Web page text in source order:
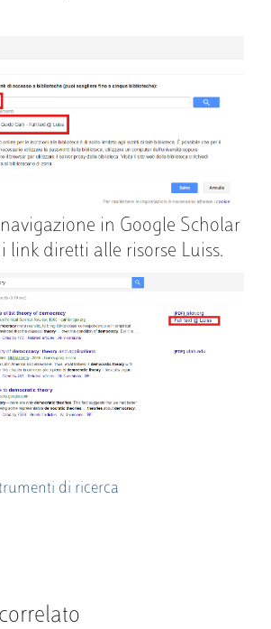
in Google Scholar
link diretti alle risorse Luiss.
di ricerca